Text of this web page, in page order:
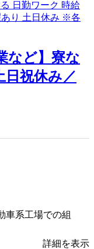
など】寮な
日祝休み／
車系工場での組
詳細を表示